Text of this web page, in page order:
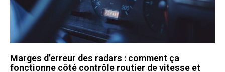
Marges d’erreur des radars : comment ça
fonctionne côté contrôle routier de vitesse et